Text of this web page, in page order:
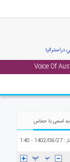
اسمی با حماس
- 1:40